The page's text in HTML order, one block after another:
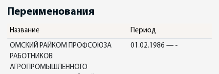
Переименования
Название Период
ОМСКИЙ РАЙКОМ ПРОФСОЮЗА
РАБОТНИКОВ
АГРОПРОМЫШЛЕННОГО
01.02.1986 — -